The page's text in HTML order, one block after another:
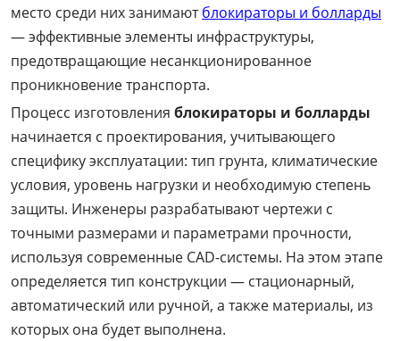
место среди них занимаютблокираторы и болларды
— эффективные элементы инфраструктуры,
предотвращающие несанкционированное
проникновение транспорта.
Процесс изготовления блокираторы и болларды
начинается с проектирования, учитывающего
специфику эксплуатации: тип грунта, климатические
условия, уровень нагрузки и необходимую степень
защиты. Инженеры разрабатывают чертежи с
точными размерами и параметрами прочности,
используя современные CAD-системы. На этом этапе
определяется тип конструкции — стационарный,
автоматический или ручной, а также материалы, из
которых она будет выполнена.